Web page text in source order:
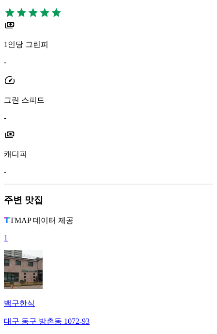
1인당 그린피
-
그린 스피드
-
캐디피
-
주변 맛집
TMAP 데이터 제공
1
백구한식
대구 동구 방촌동 1072-93